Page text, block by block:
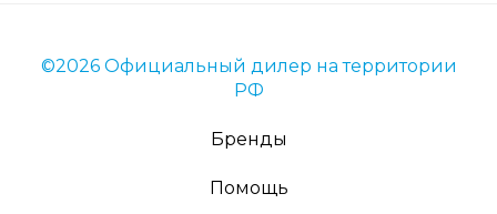
©2026 Официальный дилер на территории
РФ
Бренды
Помощь